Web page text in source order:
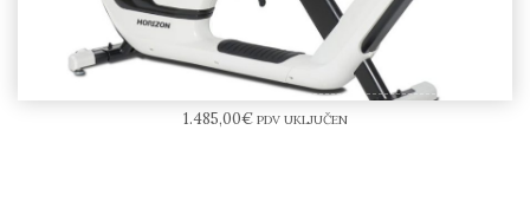
HORIZON Fitness- COMFORT R8.0 bicikl
1.485,00€ PDV UKLJUČEN